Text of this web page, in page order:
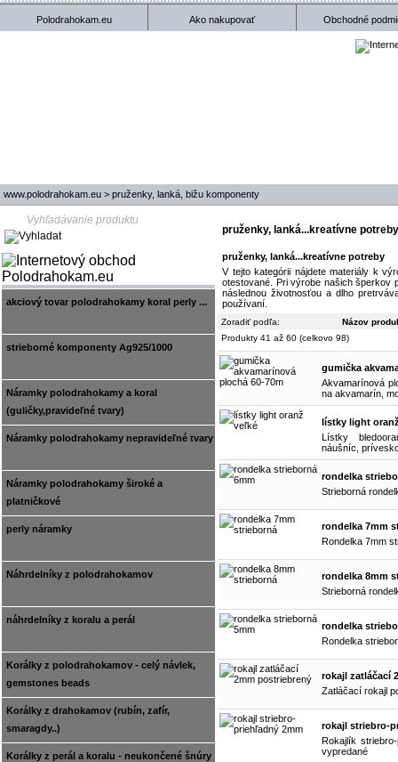
Polodrahokam.eu Ako nakupovať Obchodné
www.polodrahokam.eu > pruženky, lanká, bižu komponenty
akciový tovar polodrahokamy koral perly ...
strieborné komponenty Ag925/1000
Náramky polodrahokamy a koral
(guličky,pravideľné tvary)
Náramky polodrahokamy nepravideľné tvary
Náramky polodrahokamy široké a
platničkové
perly náramky
Náhrdelníky z polodrahokamov
náhrdelníky z koralu a perál
Korálky z polodrahokamov - celý návlek,
gemstones beads
Korálky z drahokamov (rubín, zafír,
smaragdy..)
Korálky z perál a koralu - neukončené šnúry
pruženky, lanká...kreatívne potreby
pruženky, lanká...kreatívne potreby
V tejto kategórii nájdete materiály k
otestované. Pri výrobe našich šperkov
následnou životnosťou a dlho
používaní.
Zoradiť podľa:
Názov
Produkty 41 až 60 (celkovo 98)
gumička
Akvamarínová
na akvamarín,
lístky light
Lístky
náušníc,
rondelka
Strieborná
rondelka 7mm
Rondelka 7mm
rondelka 8mm
Strieborná
rondelka
Rondelka
rokajl zatláčací
Zatláčací rokajl
rokajl striebro-
Rokajlík
vypredané